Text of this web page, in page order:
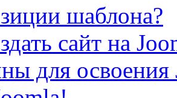
шаблона?
сайт на
для освоения